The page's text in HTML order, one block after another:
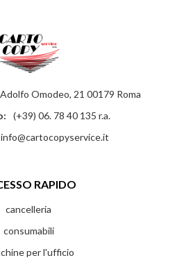
Omodeo, 21 00179 Roma
(+39) 06. 78 40 135 r.a.
info@cartocopyservice.it
RAPIDO
cancelleria
consumabili
per l'ufficio